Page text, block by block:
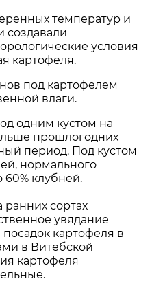
температур и
создавали
условия
картофеля.
под картофелем
влаги.
одним кустом на
прошлогодних
период. Под кустом
нормального
60% клубней.
сортах
увядание
картофеля в
в Витебской
картофеля